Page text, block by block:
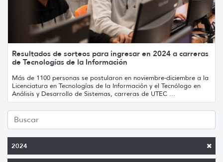
2024
Resultados de sorteos para ingresar en 2024 a carreras
de Tecnologías de la Información
Más de 1100 personas se postularon en noviembre-diciembre a la
Licenciatura en Tecnologías de la Información y el Tecnólogo en
Análisis y Desarrollo de Sistemas, carreras de UTEC ...